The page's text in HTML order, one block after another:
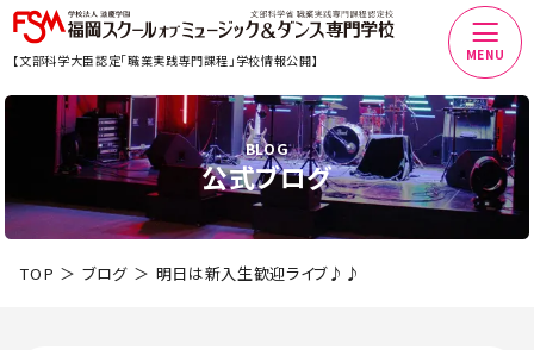
【文部科学大臣認定「職業実践専門課程」学校情報公開】 MENU
BLOG
公式ブログ
TOP ブログ 明日は新入生歓迎ライブ♪♪